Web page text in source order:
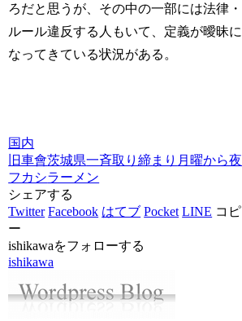
ろだと思うが、その中の一部には法律・
ルール違反する人もいて、定義が曖昧に
なってきている状況がある。
国内
旧車會茨城県一斉取り締まり 月曜から夜
フカシラーメン
シェアする
Twitter Facebook はてブ Pocket LINE コピ
ー
ishikawaをフォローする
ishikawa